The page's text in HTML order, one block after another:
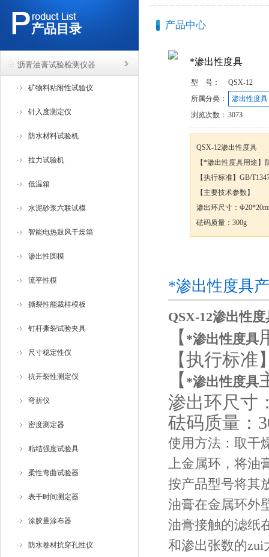
产品目录
沥青油膏试验检测仪器
矿物料粘附性试验仪
针入度测定仪
防水材料试验机
拉力试验机
低温箱
水泥砂浆六联试模
智能电热鼓风干燥箱
渗出性圆模
流平性模
撕裂性能裁样模板
钉杆撕裂试验夹具
尺寸稳定性仪
抗开裂性测定仪
弯折仪
密度测定器
粘结强度试验具
柔性弯曲试验器
表干时间测定器
涂胶量涂布器
防水卷材抗穿孔性仪
产品中心
*渗出性度具
型 号：
QSX-12
所属分类：
渗出性度具
浏览次数： 3073
QSX-12渗出性度具
【*渗出性度具用途
【执行标准】GB/
【主要技术参数】
渗出环尺寸：
砝码质量：300g
*渗出性度具
QSX-12渗出性度
【 *渗出性度具
【执行标准
【 *渗出性度具
渗出环尺
砝码质量：
使用方法：取干
上金属环，将油
按产品型号将其
油膏在金属环外
油膏接触的滤纸
和渗出张数的zui